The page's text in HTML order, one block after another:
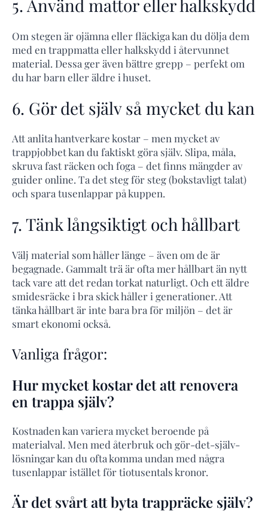
5. Använd mattor eller halkskydd
Om stegen är ojämna eller fläckiga kan du dölja dem
med en trappmatta eller halkskydd i återvunnet
material. Dessa ger även bättre grepp – perfekt om
du har barn eller äldre i huset.
6. Gör det själv så mycket du kan
Att anlita hantverkare kostar – men mycket av
trappjobbet kan du faktiskt göra själv. Slipa, måla,
skruva fast räcken och foga – det finns mängder av
guider online. Ta det steg för steg (bokstavligt talat)
och spara tusenlappar på kuppen.
7. Tänk långsiktigt och hållbart
Välj material som håller länge – även om de är
begagnade. Gammalt trä är ofta mer hållbart än nytt
tack vare att det redan torkat naturligt. Och ett äldre
smidesräcke i bra skick håller i generationer. Att
tänka hållbart är inte bara bra för miljön – det är
smart ekonomi också.
Vanliga frågor:
Hur mycket kostar det att renovera
en trappa själv?
Kostnaden kan variera mycket beroende på
materialval. Men med återbruk och gör-det-själv-
lösningar kan du ofta komma undan med några
tusenlappar istället för tiotusentals kronor.
Är det svårt att byta trappräcke själv?